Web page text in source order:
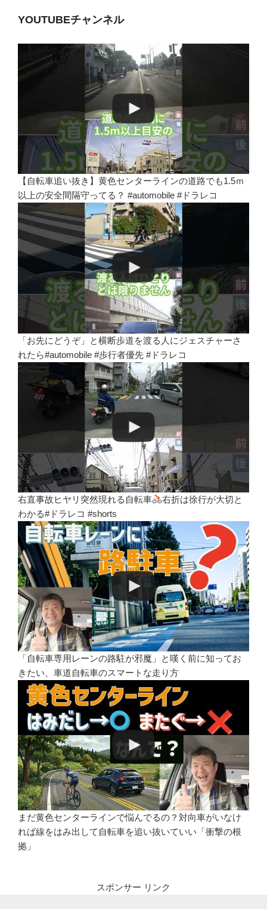
YOUTUBEチャンネル
【自転車追い抜き】黄色センターラインの道路でも1.5ｍ
以上の安全間隔守ってる？ #automobile #ドラレコ
「お先にどうぞ」と横断歩道を渡る人にジェスチャーさ
れたら#automobile #歩行者優先 #ドラレコ
右直事故ヒヤリ突然現れる自転車
右折は徐行が大切と
わかる#ドラレコ #shorts
「自転車専用レーンの路駐が邪魔」と嘆く前に知ってお
きたい、車道自転車のスマートな走り方
まだ黄色センターラインで悩んでるの？対向車がいなけ
れば線をはみ出して自転車を追い抜いていい「衝撃の根
拠」
スポンサー リンク